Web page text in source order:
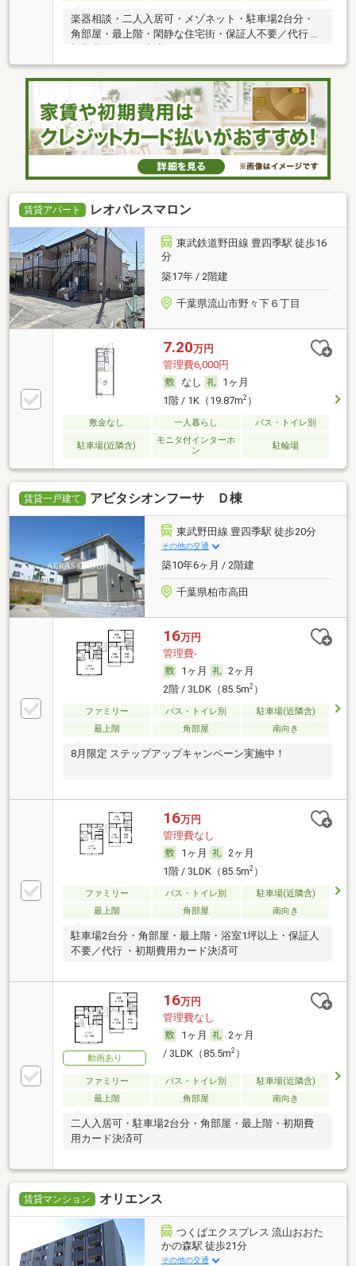
楽器相談・二人入居可・メゾネット・駐車場2台分・
角部屋・最上階・閑静な住宅街・保証人不要／代行 ・
賃貸アパート レオパレスマロン
東武鉄道野田線 豊四季駅 徒歩16
分
築17年 / 2階建
千葉県流山市野々下６丁目
7.20万円
管理費6,000円
なし
1ヶ月
1階 / 1K（19.87m2）
敷金なし 一人暮らし バス・トイレ別
駐車場(近隣含)
モニタ付インターホ
ン
駐輪場
賃貸一戸建て アビタシオンフーサ Ｄ棟
東武野田線 豊四季駅 徒歩20分
その他の交通
築10年6ヶ月 / 2階建
千葉県柏市高田
16万円
管理費-
1ヶ月
2ヶ月
2階 / 3LDK（85.5m2）
ファミリー バス・トイレ別
駐車場(近隣含)
最上階
角部屋 南向き
8月限定 ステップアップキャンペーン実施中！
16万円
管理費なし
1ヶ月
2ヶ月
1階 / 3LDK（85.5m2）
ファミリー バス・トイレ別
駐車場(近隣含)
最上階
角部屋 南向き
駐車場2台分・角部屋・最上階・浴室1坪以上・保証人
不要／代行 ・初期費用カード決済可
動画あり
16万円
管理費なし
1ヶ月
2ヶ月
/ 3LDK（85.5m2）
ファミリー バス・トイレ別
駐車場(近隣含)
最上階
角部屋 南向き
二人入居可・駐車場2台分・角部屋・最上階・初期費
用カード決済可
賃貸マンション オリエンス
つくばエクスプレス 流山おおた
かの森駅 徒歩21分
その他の交通